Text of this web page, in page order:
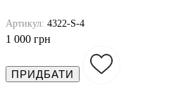
Артикул: 4322-S-4
1 000 грн
ПРИДБАТИ